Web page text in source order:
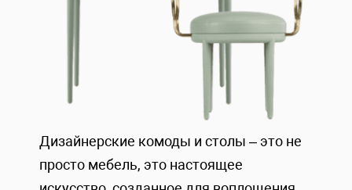
Дизайнерские комоды и столы – это не
просто мебель, это настоящее